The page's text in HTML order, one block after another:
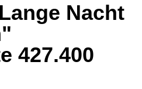
Nacht
427.400